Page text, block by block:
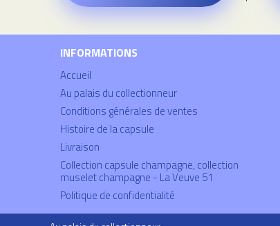
INFORMATIONS
Accueil
Au palais du collectionneur
Conditions générales de ventes
Histoire de la capsule
Livraison
Collection capsule champagne, collection
muselet champagne - La Veuve 51
Politique de confidentialité